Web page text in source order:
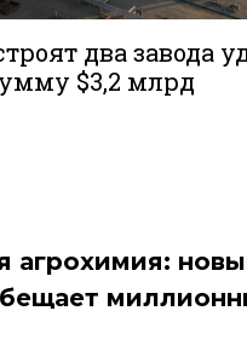
два завода
$3,2 млрд
агрохимия: